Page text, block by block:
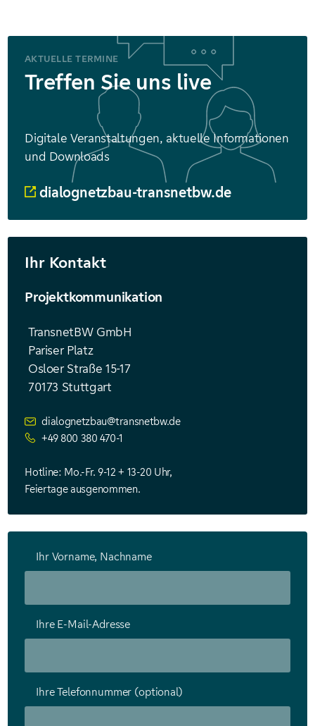
AKTUELLE TERMINE
Treffen Sie uns live
Digitale Veranstaltungen, aktuelle Informationen
und Downloads
dialognetzbau-transnetbw.de
Ihr Kontakt
Projektkommunikation
TransnetBW GmbH
Pariser Platz
Osloer Straße 15-17
70173 Stuttgart
dialognetzbau@transnetbw.de
+49 800 380 470-1
Hotline: Mo.-Fr. 9-12 + 13-20 Uhr,
Feiertage ausgenommen.
Ihr Vorname, Nachname
Ihre E-Mail-Adresse
Ihre Telefonnummer (optional)